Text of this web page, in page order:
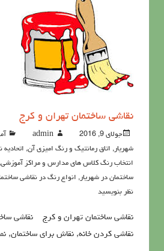
نقاشی ساختمان تهران و کرج
جولای 9, 2016 admin
شهریار, اتاق رمانتیک و رنگ امیزی آن,
انتخاب رنگ کلاس های مدارس و مراکز آموزشی,
ساختمان در شهریار, انواع رنگ در نقاشی
نظر بنویسید
نقاشی کردن خانه, نقاش برای ساختمان,